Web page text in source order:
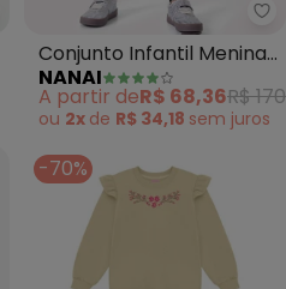
- Conjunto Blusa e
Conjunto Infantil Menina
Gatinhos (Off White)
NANAI
A partir deR$ 68,36R$
ou 2x de R$ 34,18 sem juros
-70%